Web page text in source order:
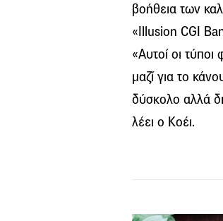
βοήθεια των
«Illusion CGI
«Αυτοί οι
μαζί για το
δύσκολο αλλά
λέει ο Κοέι.